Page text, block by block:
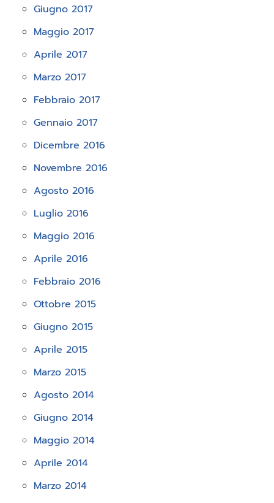
Giugno 2017
Maggio 2017
Aprile 2017
Marzo 2017
Febbraio 2017
Gennaio 2017
Dicembre 2016
Novembre 2016
Agosto 2016
Luglio 2016
Maggio 2016
Aprile 2016
Febbraio 2016
Ottobre 2015
Giugno 2015
Aprile 2015
Marzo 2015
Agosto 2014
Giugno 2014
Maggio 2014
Aprile 2014
Marzo 2014